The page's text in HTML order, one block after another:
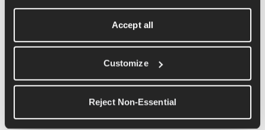
Accept all
Customize
Reject Non-Essential
Hier findest du mehr dazu:
Die Rolle der Erholung
Die Rolle der Ernährung bei
Leistungsverbesserung
Um bei deinem 5-km-Lauf schneller und stärker zu werden,